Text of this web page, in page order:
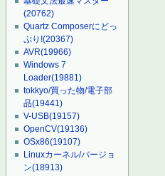
(20762)
Quartz Composerにどっ
ぷり!(20367)
AVR(19966)
Windows 7
Loader(19881)
tokkyo/買った物/電子部
品(19441)
V-USB(19157)
OpenCV(19136)
OSx86(19107)
Linuxカーネル/バージョ
ン(18913)